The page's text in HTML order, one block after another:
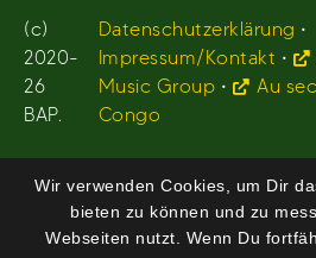
(c)
2020-
26
BAP.
Datenschutzerklärung •
Impressum/Kontakt •
Music Group •
Au
Congo
Wir verwenden Cookies, um Dir
bieten zu können und zu
Webseiten nutzt. Wenn Du